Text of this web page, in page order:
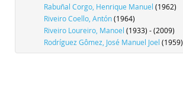
Rabuñal Corgo, Henrique Manuel (1962)
Riveiro Coello, Antón(1964)
Riveiro Loureiro, Manoel (1933) - (2009)
Rodríguez Gômez, José Manuel Joel (1959)